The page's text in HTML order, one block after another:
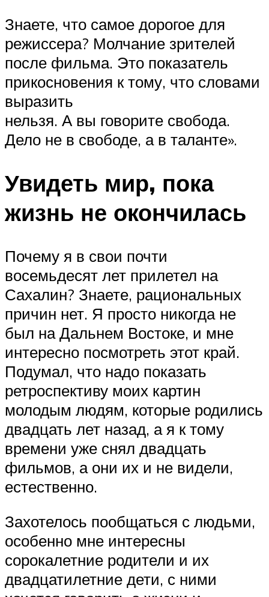
Знаете, что самое дорогое для
режиссера? Молчание зрителей
после фильма. Это показатель
прикосновения к тому, что словами
выразить
нельзя. А вы говорите свобода.
Дело не в свободе, а в таланте».
Увидеть мир, пока
жизнь не окончилась
Почему я в свои почти
восемьдесят лет прилетел на
Сахалин? Знаете, рациональных
причин нет. Я просто никогда не
был на Дальнем Востоке, и мне
интересно посмотреть этот край.
Подумал, что надо показать
ретроспективу моих картин
молодым людям, которые родились
двадцать лет назад, а я к тому
времени уже снял двадцать
фильмов, а они их и не видели,
естественно.
Захотелось пообщаться с людьми,
особенно мне интересны
сорокалетние родители и их
двадцатилетние дети, с ними